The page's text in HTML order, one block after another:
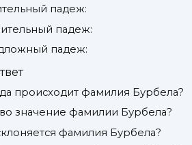
падеж:
падеж:
падеж:
происходит фамилия Бурбела?
значение фамилии Бурбела?
фамилия Бурбела?